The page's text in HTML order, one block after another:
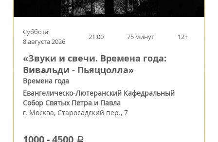
Суббота
8 августа 2026
21:00 75 минут 12+
«Звуки и свечи. Времена года:
Вивальди - Пьяццолла»
Времена года
Евангелическо-Лютеранский Кафедральный
Собор Святых Петра и Павла
г. Москва, Старосадский пер., 7
1000-4500 a